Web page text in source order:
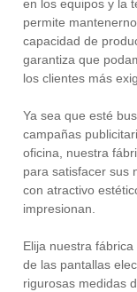
en los equipos y la
permite
capacidad de
garantiza que
los clientes más
Ya sea que esté
campañas
oficina, nuestra
para satisfacer sus
con atractivo
impresionan.
Elija nuestra
de las pantallas
rigurosas medidas